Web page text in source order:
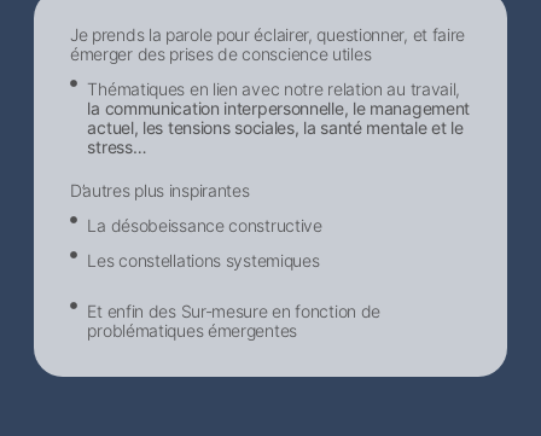
Je prends la parole pour éclairer, questionner, et faire
émerger des prises de conscience utiles
Thématiques en lien avec notre relation au travail,
la communication interpersonnelle, le management
actuel, les tensions sociales, la santé mentale et le
stress…
D’autres plus inspirantes
La désobeissance constructive
Les constellations systemiques
Et enfin des Sur-mesure en fonction de
problématiques émergentes